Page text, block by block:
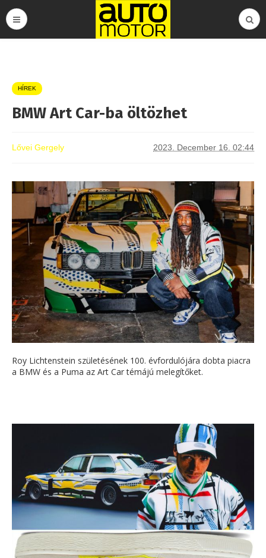
HÍREK
BMW Art Car-ba öltözhet
Lővei Gergely 2023. December 16. 02:44
Roy Lichtenstein születésének 100. évfordulójára dobta piacra
a BMW és a Puma az Art Car témájú melegítőket.